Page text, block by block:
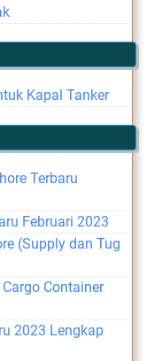
Kapal Tanker
Terbaru
Februari 2023
(Supply dan Tug
Container
2023 Lengkap